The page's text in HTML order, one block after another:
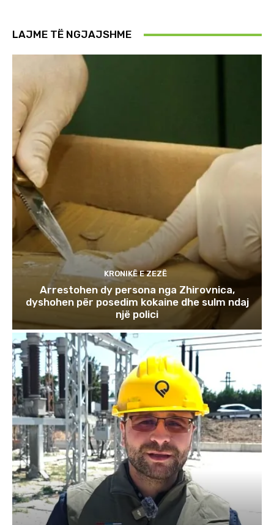
LAJME TË NGJAJSHME
KRONIKË E ZEZË
Arrestohen dy persona nga Zhirovnica,
dyshohen për posedim kokaine dhe sulm ndaj
një polici